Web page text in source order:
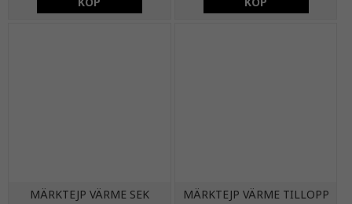
MÄRKTEJP VÄRME SEK
MÄRKTEJP VÄRME TILLOPP